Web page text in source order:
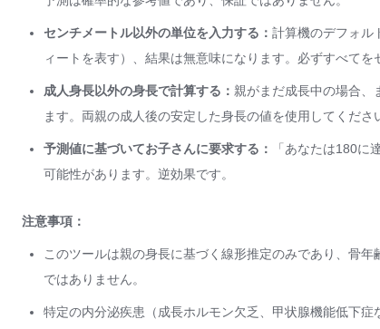
センチメートル以外の単位を入力する： 計算機のデフォル
ィートを表す）、結果は無意味になります。必ずすべて
成人身長以外の身長で計算する： 親がまだ成長中の場合、
ます。両親の成人後の安定した身長の値を使用してくださ
予測値に基づいてお子さんに要求する：
「あなたは180に
可能性があります。逆効果です。
注意事項：
このツールは親の身長に基づく線形推定のみであり、骨
ではありません。
特定の内分泌疾患（成長ホルモン欠乏、甲状腺機能低下